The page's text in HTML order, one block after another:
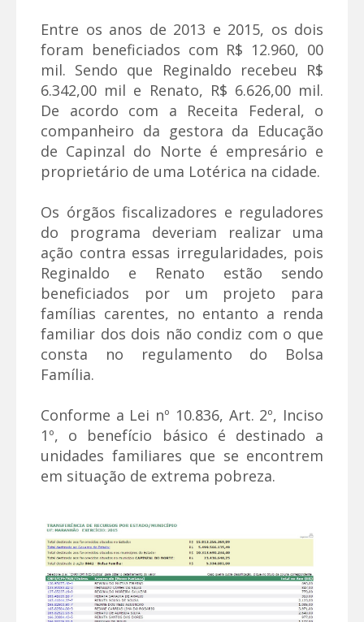
Entre os anos de 2013 e 2015, os dois
foram beneficiados com R$ 12.960, 00
mil. Sendo que Reginaldo recebeu R$
6.342,00 mil e Renato, R$ 6.626,00 mil.
De acordo com a Receita Federal, o
companheiro da gestora da Educação
de Capinzal do Norte é empresário e
proprietário de uma Lotérica na cidade.
Os órgãos fiscalizadores e reguladores
do programa deveriam realizar uma
ação contra essas irregularidades, pois
Reginaldo e Renato estão sendo
beneficiados por um projeto para
famílias carentes, no entanto a renda
familiar dos dois não condiz com o que
consta no regulamento do Bolsa
Família.
Conforme a Lei nº 10.836, Art. 2º, Inciso
1º, o benefício básico é destinado a
unidades familiares que se encontrem
em situação de extrema pobreza.